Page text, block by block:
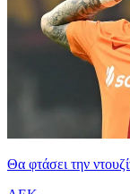
Θα φτάσει την